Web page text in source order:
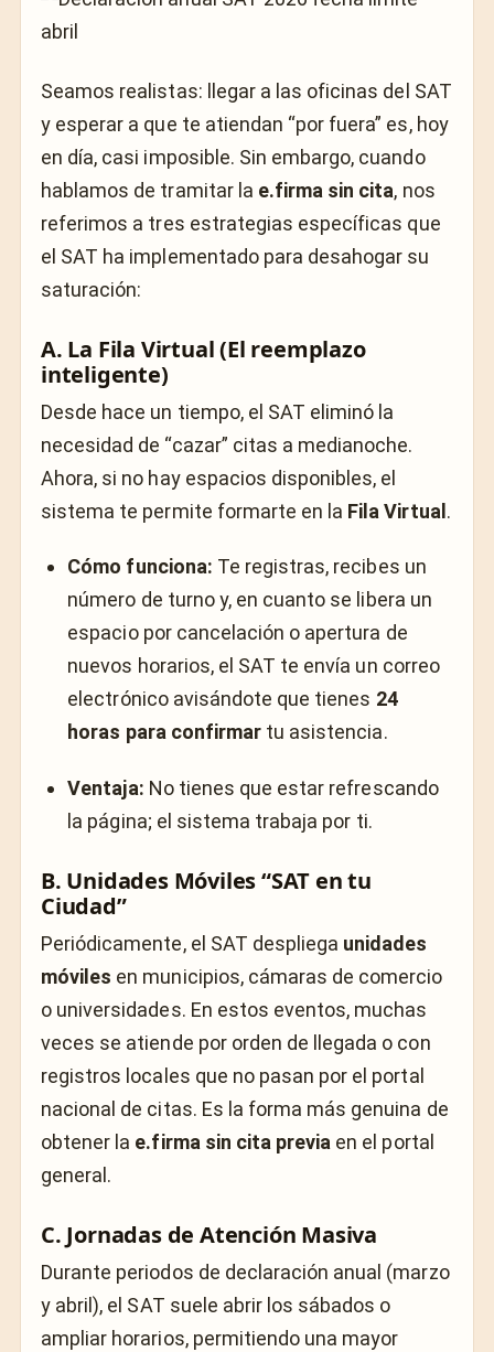
Seamos realistas: llegar a las oficinas del SAT
y esperar a que te atiendan “por fuera” es, hoy
en día, casi imposible. Sin embargo, cuando
hablamos de tramitar la e.firma sin cita, nos
referimos a tres estrategias específicas que
el SAT ha implementado para desahogar su
saturación:
A. La Fila Virtual (El reemplazo
inteligente)
Desde hace un tiempo, el SAT eliminó la
necesidad de “cazar” citas a medianoche.
Ahora, si no hay espacios disponibles, el
sistema te permite formarte en la Fila Virtual.
Cómo funciona: Te registras, recibes un
número de turno y, en cuanto se libera un
espacio por cancelación o apertura de
nuevos horarios, el SAT te envía un correo
electrónico avisándote que tienes 24
horas para confirmar tu asistencia.
Ventaja: No tienes que estar refrescando
la página; el sistema trabaja por ti.
B. Unidades Móviles “SAT en tu
Ciudad”
Periódicamente, el SAT despliega unidades
móviles en municipios, cámaras de comercio
o universidades. En estos eventos, muchas
veces se atiende por orden de llegada o con
registros locales que no pasan por el portal
nacional de citas. Es la forma más genuina de
obtener la e.firma sin cita previa en el portal
general.
C. Jornadas de Atención Masiva
Durante periodos de declaración anual (marzo
y abril), el SAT suele abrir los sábados o
ampliar horarios, permitiendo una mayor